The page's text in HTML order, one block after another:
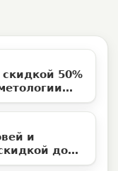
50%
и
до